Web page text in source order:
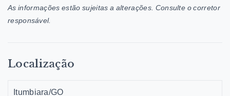
As informações estão sujeitas a alterações. Consulte o corretor
responsável.
Localização
Itumbiara/GO